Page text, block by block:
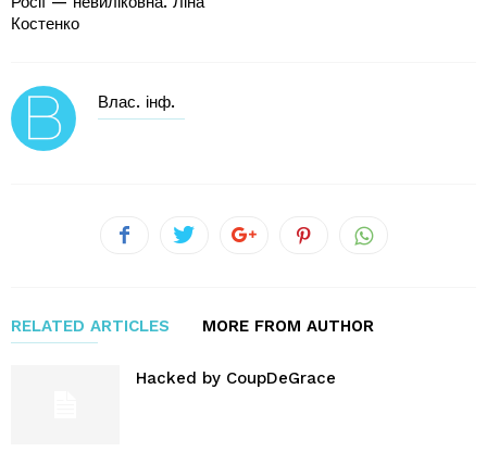
Костенко
Влас. інф.
RELATED ARTICLES MORE FROM AUTHOR
Hacked by CoupDeGrace